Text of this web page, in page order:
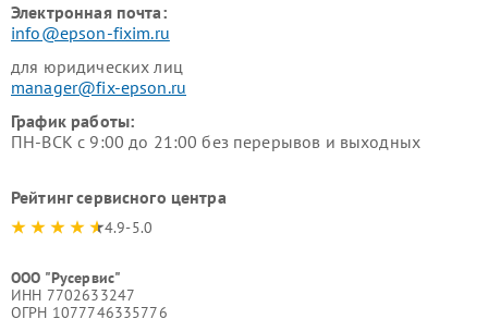
Электронная почта:
info@epson-fixim.ru
для юридических лиц
manager@fix-epson.ru
График работы:
ПН-ВСК с 9:00 до 21:00 без перерывов и выходных
Рейтинг сервисного центра
4.9-5.0
ООО "Русервис"
ИНН 7702633247
ОГРН 1077746335776